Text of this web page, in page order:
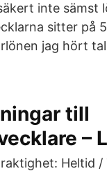
inte sämst
sitter på
jag hört
till
–
Heltid /